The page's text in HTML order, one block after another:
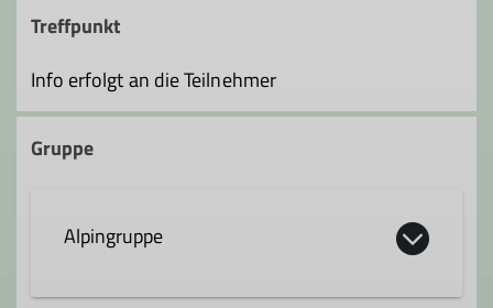
Treffpunkt
Info erfolgt an die Teilnehmer
Gruppe
Alpingruppe